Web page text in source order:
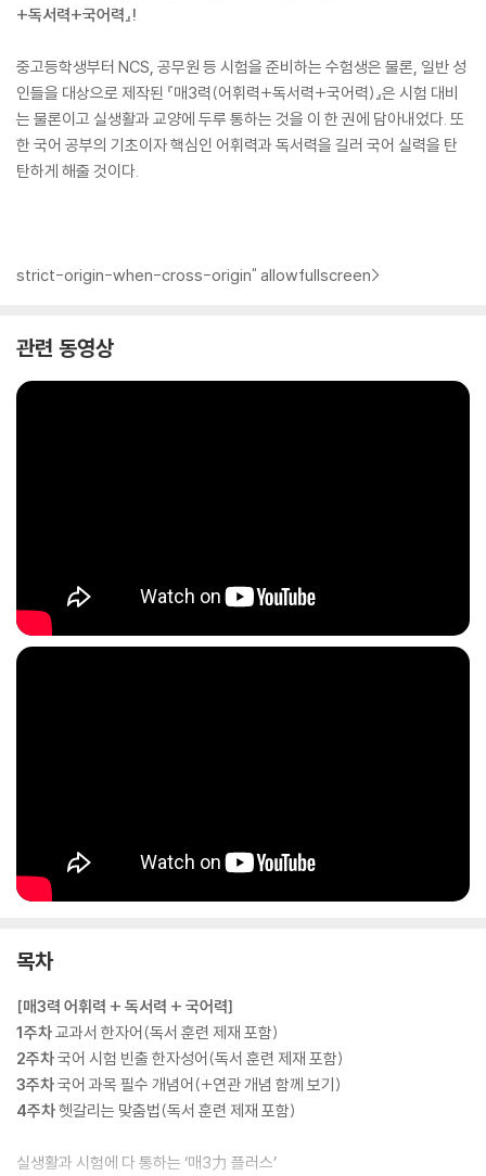
+독서력+국어력』!
중고등학생부터 NCS, 공무원 등 시험을 준비하는 수험생은 물론, 일반 성
인들을 대상으로 제작된 『매3력(어휘력+독서력+국어력)』은 시험 대비
는 물론이고 실생활과 교양에 두루 통하는 것을 이 한 권에 담아내었다. 또
한 국어 공부의 기초이자 핵심인 어휘력과 독서력을 길러 국어 실력을 탄
탄하게 해줄 것이다.
strict-origin-when-cross-origin" allowfullscreen>
관련 동영상
목차
[매3력 어휘력 + 독서력 + 국어력]
1주차교과서 한자어(독서 훈련 제재 포함)
2주차국어 시험 빈출 한자성어(독서 훈련 제재 포함)
3주차국어 과목 필수 개념어(+연관 개념 함께 보기)
4주차헷갈리는 맞춤법(독서 훈련 제재 포함)
실생활과 시험에 다 통하는 ‘매3力 플러스’